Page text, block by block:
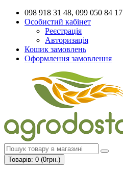
098 918 31 48, 099 050 84 17
Особистий кабінет
Реєстрація
Авторизація
Кошик замовлень
Оформлення замовлення
Товарів: 0 (0грн.)